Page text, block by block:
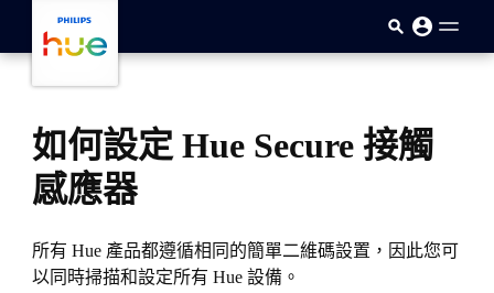
如何設定 Hue Secure 接觸
感應器
所有 Hue 產品都遵循相同的簡單二維碼設置，因此您可
以同時掃描和設定所有 Hue 設備。